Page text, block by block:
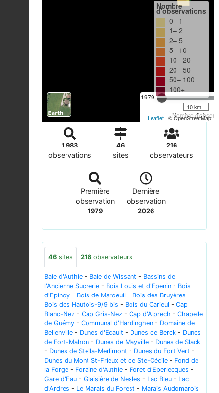
1979
Nombre
Nombre
d'observations
0– 1
1– 2
2– 5
5– 10
10– 20
20– 50
50– 100
100+
10 km
Leaflet | © OpenStreetMap
1 983
observations
46
sites
216
observateurs
Première
observation
1979
Dernière
observation
2026
46 sites 216 observateurs
Baie d'Authie - Baie de Wissant - Bassins de
l'Ancienne Sucrerie - Bois Louis et d'Epenin - Bois
d'Epinoy - Bois de Maroeuil - Bois des Bruyères -
Bois des Hautois-9/9 bis - Bois du Carieul - Cap
Blanc-Nez - Cap Gris-Nez - Cap d'Alprech - Chapelle
de Guémy - Communal d'Hardinghen - Domaine de
Bellenville - Dunes d'Ecault - Dunes de Berck - Dunes
de Fort-Mahon - Dunes de Mayville - Dunes de Slack
- Dunes de Stella-Merlimont - Dunes du Fort Vert -
Dunes du Mont St-Frieux et de Ste-Cécile - Fond de
la Forge - Foraine d'Authie - Foret d'Eperlecques -
Gare d'Eau - Glaisière de Nesles - Lac Bleu - Lac
d'Ardres - Le Marais du Forest - Marais Audomarois